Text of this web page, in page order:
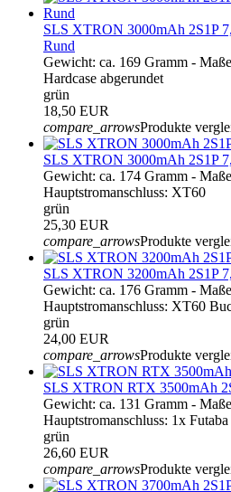
SLS XTRON 3000mAh 2S1P
Rund
Gewicht: ca. 169 Gramm -
Hardcase abgerundet
grün
18,50 EUR
compare_arrowsProdukte
SLS XTRON 3000mAh 2S1P
Gewicht: ca. 174 Gramm -
Hauptstromanschluss: XT60
grün
25,30 EUR
compare_arrowsProdukte
SLS XTRON 3200mAh 2S1P
Gewicht: ca. 176 Gramm -
Hauptstromanschluss: XT60
grün
24,00 EUR
compare_arrowsProdukte
SLS XTRON RTX 3500mAh
Gewicht: ca. 131 Gramm -
Hauptstromanschluss: 1x
grün
26,60 EUR
compare_arrowsProdukte